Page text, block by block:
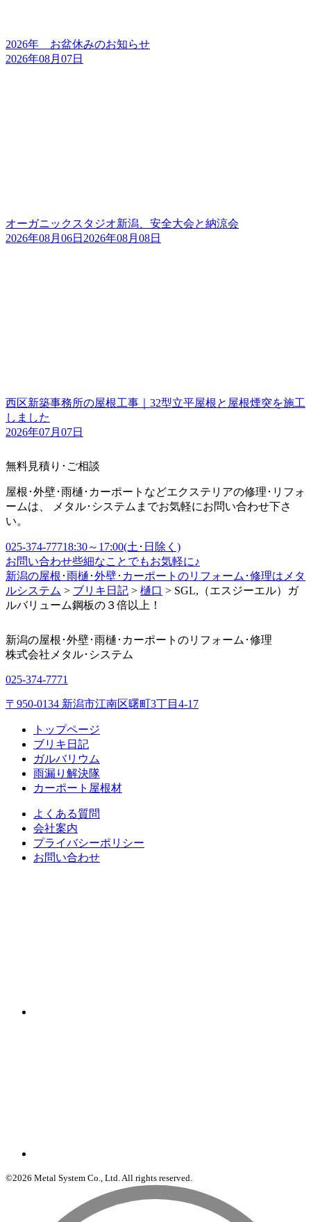
2026年 お盆休みのお知らせ
2026年08月07日
オーガニックスタジオ新潟、安全大会と納涼会
2026年08月06日 2026年08月08日
西区新築事務所の屋根工事｜32型立平屋根と屋根煙突を施工
しました
2026年07月07日
無料見積り･ご相談
屋根･外壁･雨樋･カーポートなどエクステリアの修理･リフォ
ームは、 メタル･システムまでお気軽にお問い合わせ下さ
い。
025-374-77718:30～17:00(土･日除く)
お問い合わせ些細なことでもお気軽に♪
新潟の屋根･雨樋･外壁･カーポートのリフォーム･修理はメタ
ルシステム > ブリキ日記 > 樋口 > SGL,（エスジーエル）ガ
ルバリューム鋼板の３倍以上！
新潟の屋根･外壁･雨樋･カーポートのリフォーム･修理
株式会社 メタル･システム
025-374-7771
〒950-0134 新潟市江南区曙町3丁目4-17
トップページ
ブリキ日記
ガルバリウム
雨漏り解決隊
カーポート屋根材
よくある質問
会社案内
プライバシーポリシー
お問い合わせ
©2026 Metal System Co., Ltd. All rights reserved.